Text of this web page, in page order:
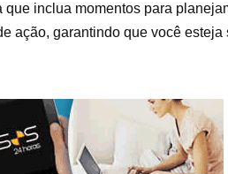
inclua momentos para
ação, garantindo que você esteja